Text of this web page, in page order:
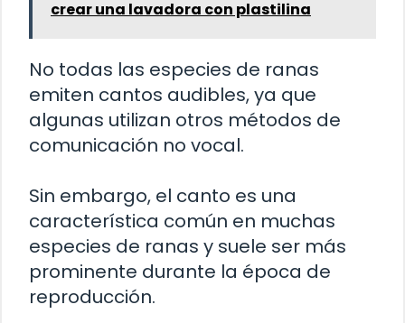
crear una lavadora con plastilina
No todas las especies de ranas
emiten cantos audibles, ya que
algunas utilizan otros métodos de
comunicación no vocal.
Sin embargo, el canto es una
característica común en muchas
especies de ranas y suele ser más
prominente durante la época de
reproducción.